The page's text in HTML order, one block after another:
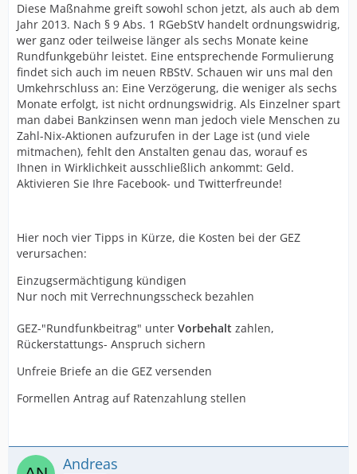
Diese Maßnahme greift sowohl schon jetzt, als auch ab dem
Jahr 2013. Nach § 9 Abs. 1 RGebStV handelt ordnungswidrig,
wer ganz oder teilweise länger als sechs Monate keine
Rundfunkgebühr leistet. Eine entsprechende Formulierung
findet sich auch im neuen RBStV. Schauen wir uns mal den
Umkehrschluss an: Eine Verzögerung, die weniger als sechs
Monate erfolgt, ist nicht ordnungswidrig. Als Einzelner spart
man dabei Bankzinsen wenn man jedoch viele Menschen zu
Zahl-Nix-Aktionen aufzurufen in der Lage ist (und viele
mitmachen), fehlt den Anstalten genau das, worauf es
Ihnen in Wirklichkeit ausschließlich ankommt: Geld.
Aktivieren Sie Ihre Facebook- und Twitterfreunde!
Hier noch vier Tipps in Kürze, die Kosten bei der GEZ
verursachen:
Einzugsermächtigung kündigen
Nur noch mit Verrechnungsscheck bezahlen
GEZ-"Rundfunkbeitrag" unter Vorbehalt zahlen,
Rückerstattungs- Anspruch sichern
Unfreie Briefe an die GEZ versenden
Formellen Antrag auf Ratenzahlung stellen
Andreas